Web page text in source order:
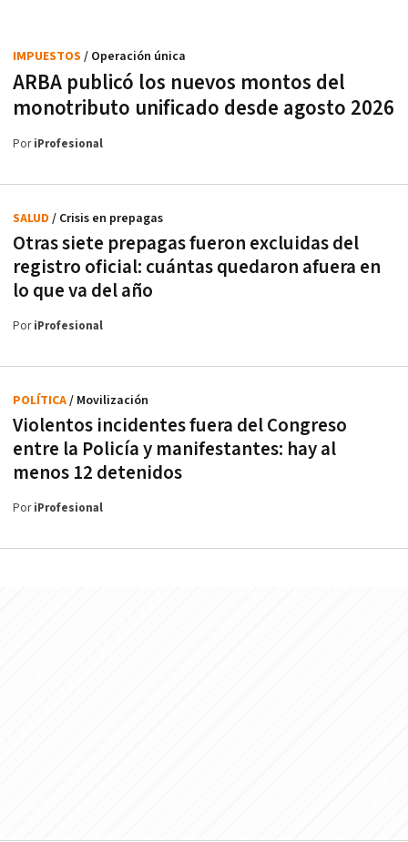
ARBA publicó los nuevos montos del
monotributo unificado desde agosto 2026
IMPUESTOS / Operación única
PoriProfesional
Otras siete prepagas fueron excluidas del
registro oficial: cuántas quedaron afuera en
lo que va del año
SALUD / Crisis en prepagas
PoriProfesional
Violentos incidentes fuera del Congreso
entre la Policía y manifestantes: hay al
menos 12 detenidos
POLÍTICA/ Movilización
PoriProfesional